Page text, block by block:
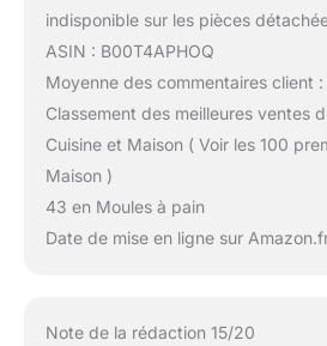
indisponible sur les pièces
ASIN : B00T4APHOQ
Moyenne des commentaires client
Classement des meilleures ventes
Cuisine et Maison ( Voir les 100
Maison )
43 en Moules à pain
Date de mise en ligne sur
Note de la rédaction 15/20